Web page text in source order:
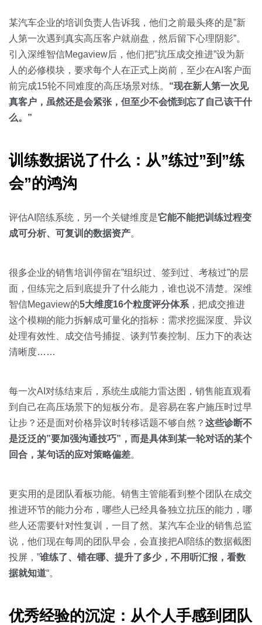
某汽车企业的培训负责人告诉我，他们之前最头疼的是”新
人第一次遇到真实高压客户就崩盘，然后留下心理阴影”。
引入深维智信Megaview后，他们把”抗压成交推进”设为新
人的必修模块，要求每个人在正式上岗前，至少在AI客户面
前完成15轮不同难度的高压场景对练。 “现在新人第一次见
真客户，虽然还是会紧张，但至少不会慌到忘了自己该干什
么。”
训练数据说了什么：从”练过”到”练
会”的鸿沟
评估AI陪练系统，另一个关键维度是它能不能把训练过程变
成可分析、可复训的数据资产。
很多企业的销售培训停留在”组织过、签到过、考核过”的层
面，但练完之后到底提升了什么能力，谁也说不清楚。深维
智信Megaview的5大维度16个粒度评分体系 ，把成交推进
这个模糊的能力拆解成可量化的指标：需求挖掘深度、异议
处理有效性、成交信号捕捉、谈判节奏控制、压力下的表达
清晰度……
每一次AI对练结束后，系统生成能力雷达图，销售能直观看
到自己在高压场景下的短板分布。是容易在客户施压时过早
让步？还是面对价格异议时转移话题不够自然？ 这些诊断不
是泛泛的”要加强沟通技巧”，而是具体到某一轮对话的某个
回合，某句话的应对策略偏差。
更实用的是团队看板功能。销售主管能看到整个团队在成交
推进环节的能力分布，哪些人已经具备独立抗压的能力，哪
些人还需要针对性复训，一目了然。某汽车企业的销售总监
说，他们现在每周的团队早会，会直接把AI陪练的数据截图
投屏，”谁练了、错在哪、提升了多少，不用听汇报，看数
据就知道“。
优秀经验的沉淀：从个人手感到团队